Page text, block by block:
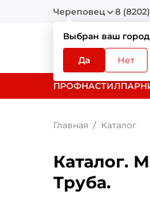
Череповец
Выбран ваш
Да Нет
8
ПРОФНАСТИЛ
Главная Каталог
Каталог.
Труба.